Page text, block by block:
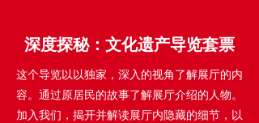
深度探秘：文化遗产导览套票
这个导览以以独家，深入的视角了解展厅的内
容。通过原居民的故事了解展厅介绍的人物。
加入我们，揭开并解读展厅内隐藏的细节，以